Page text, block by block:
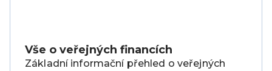
Vše o veřejných financích
Základní informační přehled o veřejných